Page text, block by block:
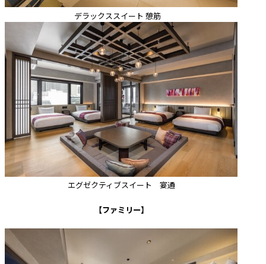
デラックススイート 憩筋
エグゼクティブスイート 宴通
【ファミリー】